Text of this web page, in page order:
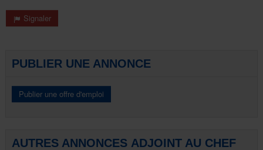
Signaler
PUBLIER UNE ANNONCE
AUTRES ANNONCES ADJOINT AU CHEF